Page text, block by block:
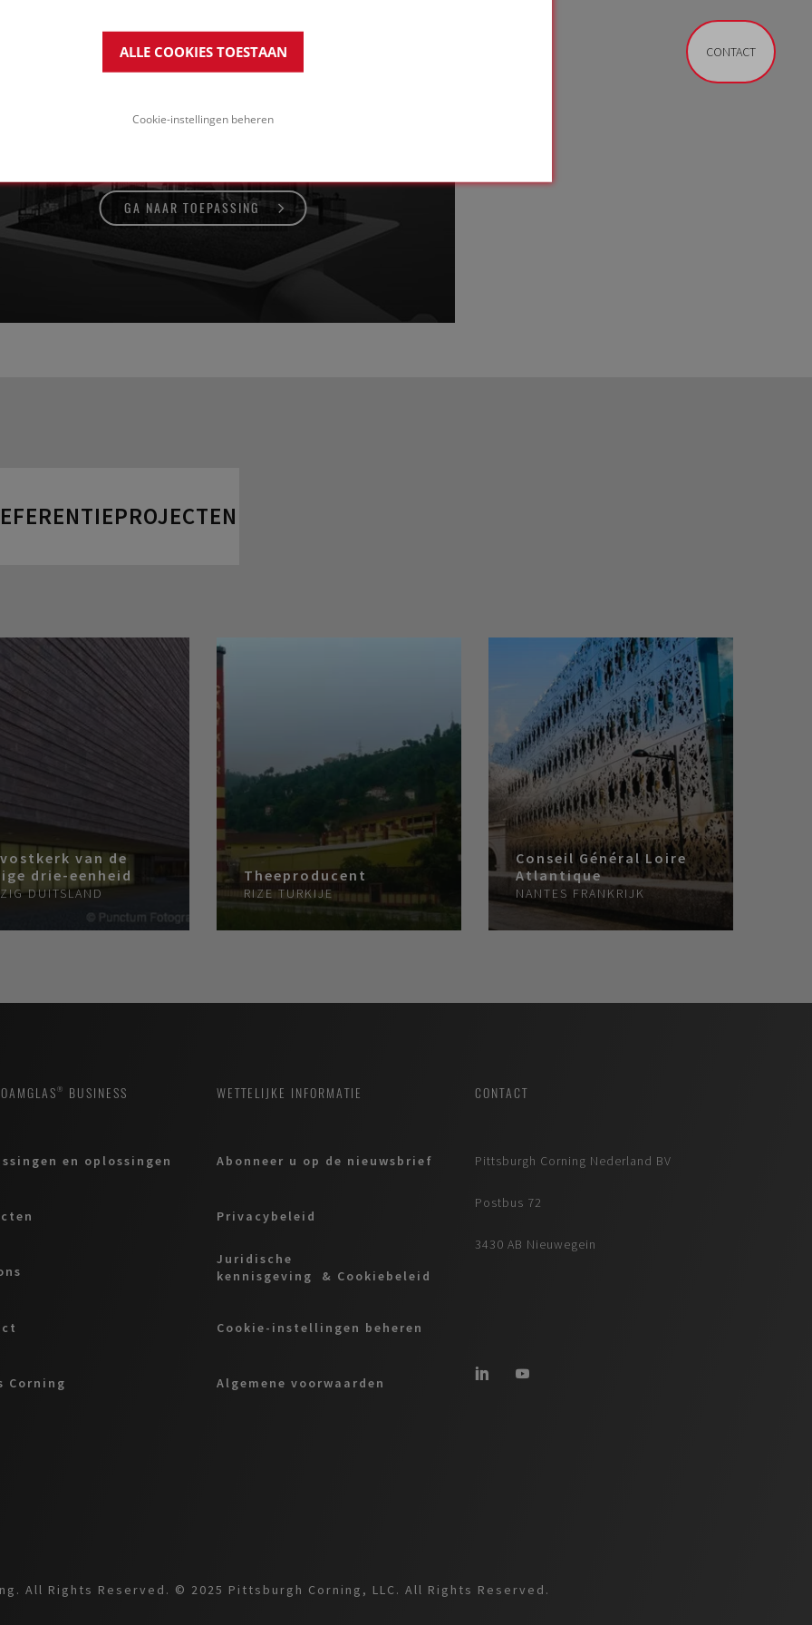
ALLE COOKIES TOESTAAN
Cookie-instellingen beheren
gevelsysteem met minerale pleister
GA NAAR TOEPASSING
van de
drie-eenheid
DUITSLAND
Theeproducent
RIZE TURKIJE
Conseil Général Loire
Atlantique
NANTES FRANKRIJK
CONTACT
BUSINESS
en oplossingen
Corning
WETTELIJKE INFORMATIE
Abonneer u op de nieuwsbrief
Privacybeleid
Juridische
kennisgeving & Cookiebeleid
Cookie-instellingen beheren
Algemene voorwaarden
CONTACT
Pittsburgh Corning Nederland BV
Postbus 72
3430 AB Nieuwegein
All Rights Reserved. © 2025 Pittsburgh Corning, LLC. All Rights Reserved.